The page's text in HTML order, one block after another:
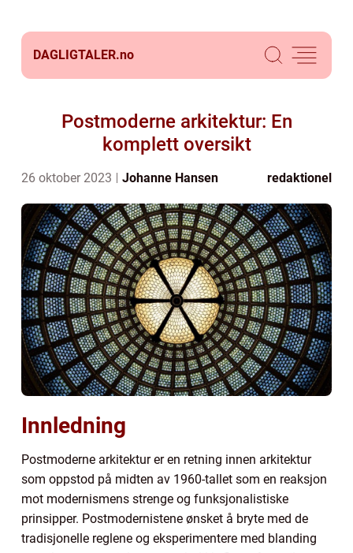
DAGLIGTALER.no
Postmoderne arkitektur: En
komplett oversikt
26 oktober 2023 Johanne Hansen redaktionel
Innledning
Postmoderne arkitektur er en retning innen arkitektur
som oppstod på midten av 1960-tallet som en reaksjon
mot modernismens strenge og funksjonalistiske
prinsipper. Postmodernistene ønsket å bryte med de
tradisjonelle reglene og eksperimentere med blanding